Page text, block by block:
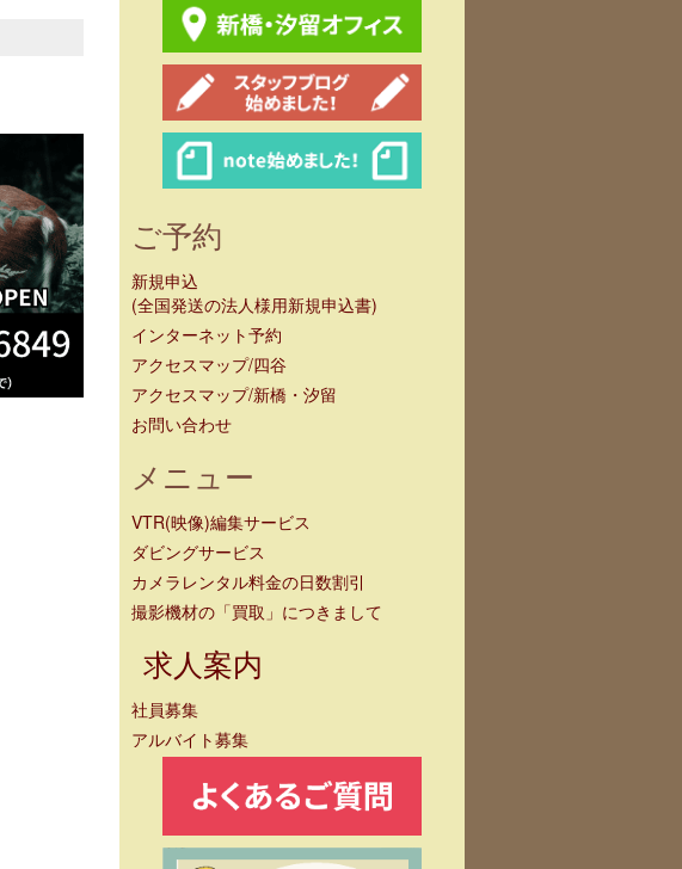
ご予約
新規申込
(全国発送の法人様用新規申込書)
インターネット予約
アクセスマップ/四谷
アクセスマップ/新橋・汐留
お問い合わせ
メニュー
VTR(映像)編集サービス
ダビングサービス
カメラレンタル料金の日数割引
撮影機材の「買取」につきまして
求人案内
社員募集
アルバイト募集